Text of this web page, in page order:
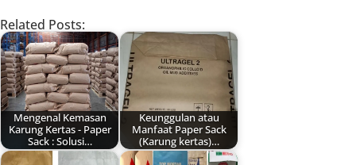
Related Posts:
Mengenal Kemasan
Karung Kertas - Paper
Sack : Solusi…
Keunggulan atau
Manfaat Paper Sack
(Karung kertas)…